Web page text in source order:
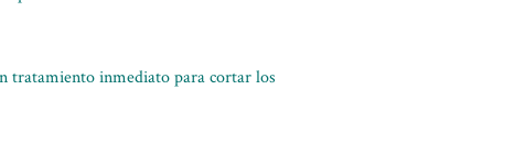
tratamiento inmediato para cortar los